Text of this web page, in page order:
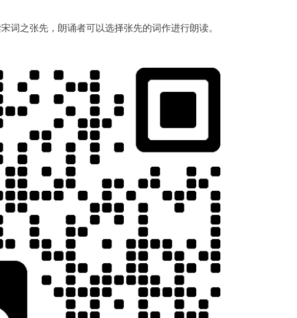
词之张先，朗诵者可以选择张先的词作进行朗读。